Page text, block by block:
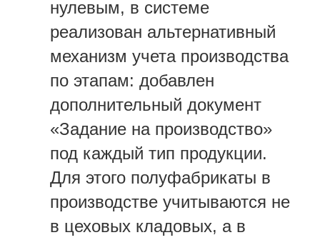
нулевым, в системе
реализован альтернативный
механизм учета производства
по этапам: добавлен
дополнительный документ
«Задание на производство»
под каждый тип продукции.
Для этого полуфабрикаты в
производстве учитываются не
в цеховых кладовых, а в